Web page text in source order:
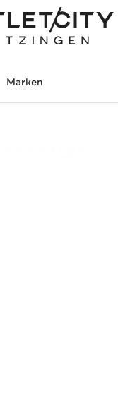
Marken